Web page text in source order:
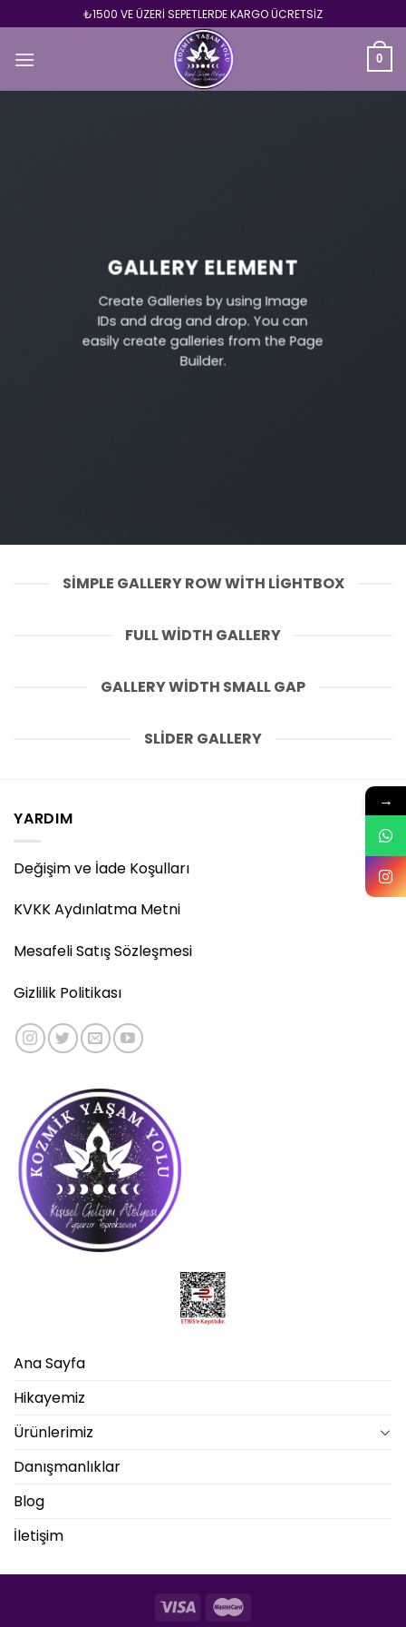
to
content
₺1500 VE ÜZERİ SEPETLERDE KARGO ÜCRETSİZ
0
GALLERY ELEMENT
Create Galleries by using Image
IDs and drag and drop. You can
easily create galleries from the Page
Builder.
SIMPLE GALLERY ROW WITH LIGHTBOX
FULL WIDTH GALLERY
GALLERY WIDTH SMALL GAP
SLIDER GALLERY
YARDIM
Değişim ve İade Koşulları
KVKK Aydınlatma Metni
Mesafeli Satış Sözleşmesi
Gizlilik Politikası
Ana Sayfa
Hikayemiz
Ürünlerimiz
Danışmanlıklar
Blog
İletişim
→